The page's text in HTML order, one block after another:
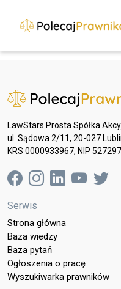
LawStars Prosta Spółka
ul. Sądowa 2/11, 20-027
KRS 0000933967, NIP
Serwis
Strona główna
Baza wiedzy
Baza pytań
Ogłoszenia o pracę
Wyszukiwarka prawników